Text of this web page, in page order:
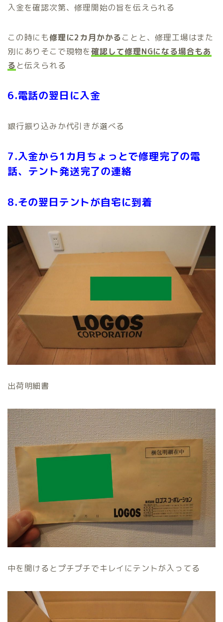
入金を確認次第、修理開始の旨を伝えられる
この時にも修理に2カ月かかることと、修理工場はまた
別にありそこで現物を確認して修理NGになる場合もあ
る と伝えられる
6.電話の翌日に入金
銀行振り込みか代引きが選べる
7.入金から1カ月ちょっとで修理完了の電
話、テント発送完了の連絡
8.その翌日テントが自宅に到着
出荷明細書
中を開けるとプチプチでキレイにテントが入ってる